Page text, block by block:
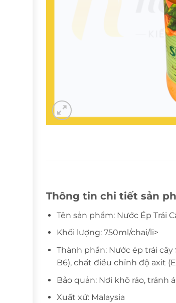
Thông tin chi tiết sản
Tên sản phẩm: Nước Ép Trái
Khối lượng: 750ml/chai/li>
Thành phần: Nước ép trái
B6), chất điều chỉnh độ axit
Bảo quản: Nơi khô ráo, tránh
Xuất xứ: Malaysia